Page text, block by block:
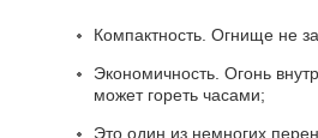
Компактность. Огнище не
Экономичность. Огонь
может гореть часами;
Это один из немногих